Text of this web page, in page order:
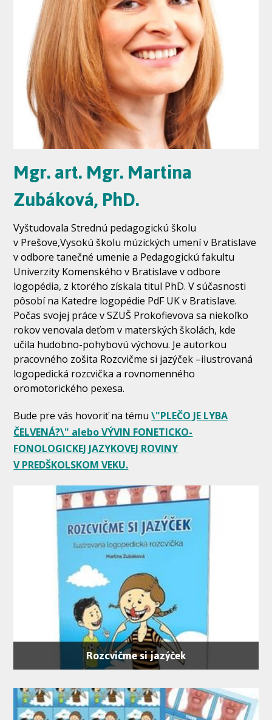
Mgr. art. Mgr. Martina
Zubáková, PhD.
Vyštudovala Strednú pedagogickú školu
v Prešove,Vysokú školu múzických umení v Bratislave
v odbore tanečné umenie a Pedagogickú fakultu
Univerzity Komenského v Bratislave v odbore
logopédia, z ktorého získala titul PhD. V súčasnosti
pôsobí na Katedre logopédie PdF UK v Bratislave.
Počas svojej práce v SZUŠ Prokofievova sa niekoľko
rokov venovala deťom v materských školách, kde
učila hudobno-pohybovú výchovu. Je autorkou
pracovného zošita Rozcvičme si jazýček –ilustrovaná
logopedická rozcvička a rovnomenného
oromotorického pexesa.
Bude pre vás hovoriť na tému\"PLEČO JE LYBA
ČELVENÁ?\" alebo VÝVIN FONETICKO-
FONOLOGICKEJ JAZYKOVEJ ROVINY
V PREDŠKOLSKOM VEKU.
Rozcvičme si jazýček